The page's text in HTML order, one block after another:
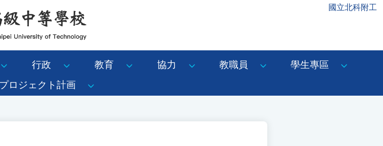
國立北科附工
行政 教育 協力 教職員
學生專區
プロジェクト計画